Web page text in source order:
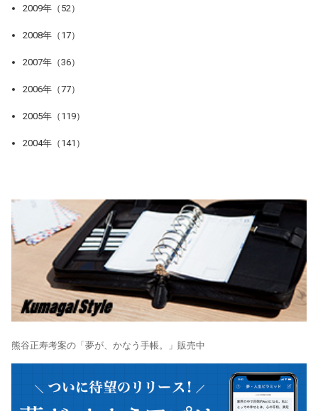
2009年（52）
2008年（17）
2007年（36）
2006年（77）
2005年（119）
2004年（141）
熊谷正寿考案の「夢が、かなう手帳。」販売中